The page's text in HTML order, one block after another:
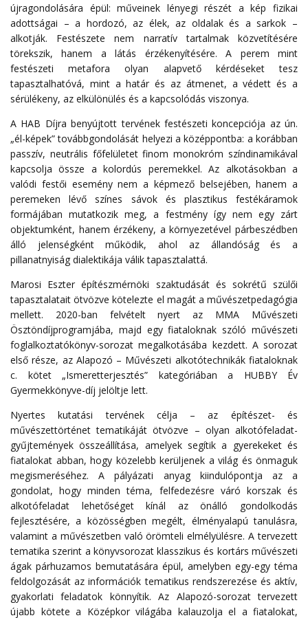
újragondolására épül: műveinek lényegi részét a kép fizikai
adottságai – a hordozó, az élek, az oldalak és a sarkok –
alkotják. Festészete nem narratív tartalmak közvetítésére
törekszik, hanem a látás érzékenyítésére. A perem mint
festészeti metafora olyan alapvető kérdéseket tesz
tapasztalhatóvá, mint a határ és az átmenet, a védett és a
sérülékeny, az elkülönülés és a kapcsolódás viszonya.
A HAB Díjra benyújtott tervének festészeti koncepciója az ún.
„él-képek” továbbgondolását helyezi a középpontba: a korábban
passzív, neutrális főfelületet finom monokróm színdinamikával
kapcsolja össze a kolordús peremekkel. Az alkotásokban a
valódi festői esemény nem a képmező belsejében, hanem a
peremeken lévő színes sávok és plasztikus festékáramok
formájában mutatkozik meg, a festmény így nem egy zárt
objektumként, hanem érzékeny, a környezetével párbeszédben
álló jelenségként működik, ahol az állandóság és a
pillanatnyiság dialektikája válik tapasztalattá.
Marosi Eszter építészmérnöki szaktudását és sokrétű szülői
tapasztalatait ötvözve kötelezte el magát a művészetpedagógia
mellett. 2020-ban felvételt nyert az MMA Művészeti
Ösztöndíjprogramjába, majd egy fiataloknak szóló művészeti
foglalkoztatókönyv-sorozat megalkotásába kezdett. A sorozat
első része, az Alapozó – Művészeti alkotótechnikák fiataloknak
c. kötet „Ismeretterjesztés” kategóriában a HUBBY Év
Gyermekkönyve-díj jelöltje lett.
Nyertes kutatási tervének célja – az építészet- és
művészettörténet tematikáját ötvözve – olyan alkotófeladat-
gyűjtemények összeállítása, amelyek segítik a gyerekeket és
fiatalokat abban, hogy közelebb kerüljenek a világ és önmaguk
megismeréséhez. A pályázati anyag kiindulópontja az a
gondolat, hogy minden téma, felfedezésre váró korszak és
alkotófeladat lehetőséget kínál az önálló gondolkodás
fejlesztésére, a közösségben megélt, élményalapú tanulásra,
valamint a művészetben való örömteli elmélyülésre. A tervezett
tematika szerint a könyvsorozat klasszikus és kortárs művészeti
ágak párhuzamos bemutatására épül, amelyben egy-egy téma
feldolgozását az információk tematikus rendszerezése és aktív,
gyakorlati feladatok könnyítik. Az Alapozó-sorozat tervezett
újabb kötete a Középkor világába kalauzolja el a fiatalokat,